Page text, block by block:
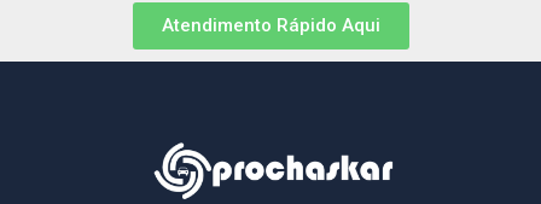
Atendimento Rápido Aqui